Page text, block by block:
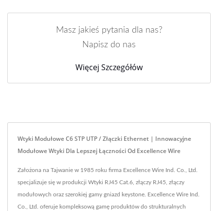
Masz jakieś pytania dla nas?
Napisz do nas
Więcej Szczegółów
Wtyki Modułowe C6 STP UTP / Złączki Ethernet | Innowacyjne
Modułowe Wtyki Dla Lepszej Łączności Od Excellence Wire
Założona na Tajwanie w 1985 roku firma Excellence Wire Ind. Co., Ltd.
specjalizuje się w produkcji Wtyki RJ45 Cat.6, złączy RJ45, złączy
modułowych oraz szerokiej gamy gniazd keystone. Excellence Wire Ind.
Co., Ltd. oferuje kompleksową gamę produktów do strukturalnych